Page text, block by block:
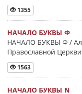
1355
НАЧАЛО БУКВЫ Φ
НАЧАЛО БУКВЫ Φ /
Православной
1563
НАЧАЛО БУКВЫ Ν